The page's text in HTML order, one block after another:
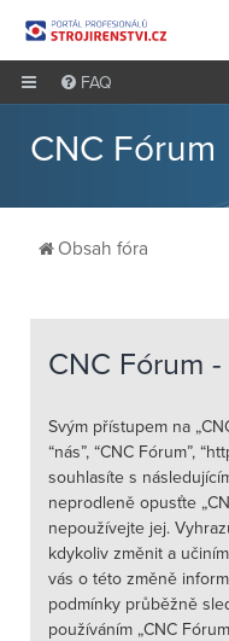
FAQ
CNC Fórum
Obsah fóra
CNC Fórum
Svým přístupem na
“nás”, “CNC Fórum”,
souhlasíte s
neprodleně opusťte
nepoužívejte jej.
kdykoliv změnit a
vás o této změně
podmínky průběžně
používáním „CNC